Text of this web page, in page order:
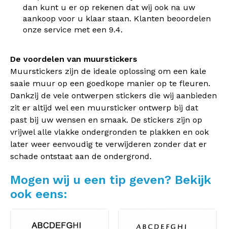
dan kunt u er op rekenen dat wij ook na uw
aankoop voor u klaar staan. Klanten beoordelen
onze service met een 9.4.
De voordelen van muurstickers
Muurstickers zijn de ideale oplossing om een kale
saaie muur op een goedkope manier op te fleuren.
Dankzij de vele ontwerpen stickers die wij aanbieden
zit er altijd wel een muursticker ontwerp bij dat
past bij uw wensen en smaak. De stickers zijn op
vrijwel alle vlakke ondergronden te plakken en ook
later weer eenvoudig te verwijderen zonder dat er
schade ontstaat aan de ondergrond.
Mogen wij u een tip geven? Bekijk
ook eens: